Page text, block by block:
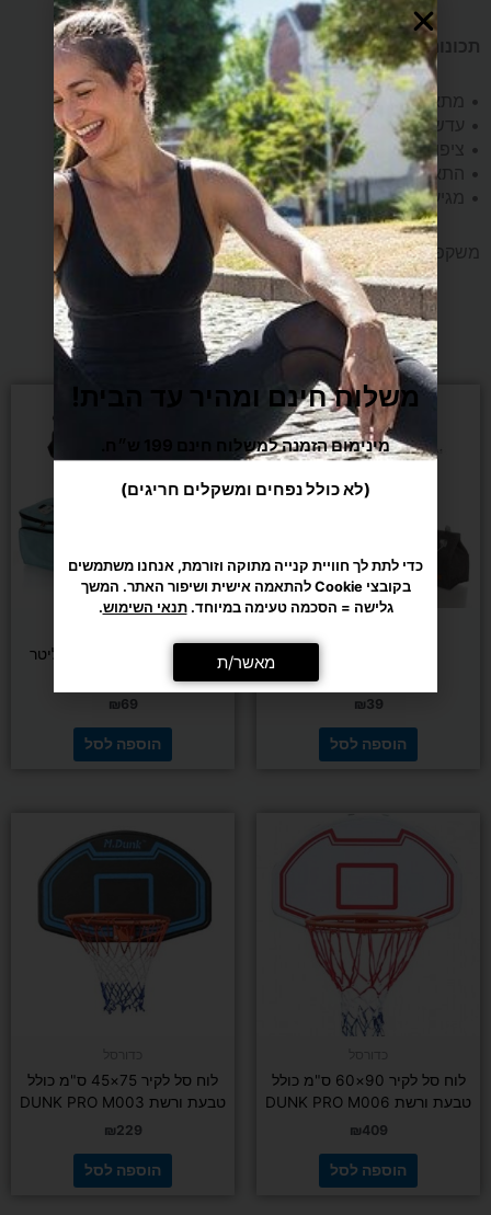
תכונות עיקריות:
• מתאימה לפעוטות בגילאי 2–6
• עדשות עם הגנת UV מלאה (UVA + UVB)
• ציפוי מיוחד למניעת אדים
• התאמה רכה ונוחה לפנים הקטנות
• מגיעה בשני צבעים לבחירה
משקפת שתעזור לילדיכם ליהנות מכל רגע במים.
מומלצים בשבילך
₪39
הוספה לסל
₪69
הוספה לסל
לוח סל לקיר 90×60 ס"מ כולל
טבעת ורשת DUNK PRO M006
₪409
הוספה לסל
לוח סל לקיר 75×45 ס"מ כולל
טבעת ורשת DUNK PRO M003
₪229
הוספה לסל
משלוח חינם ומהיר עד הבית!
מינימום הזמנה למשלוח חינם 199 ש״ח.
(לא כולל נפחים ומשקלים חריגים)
גלישה = הסכמה טעימה במיוחד.תנאי השימוש.